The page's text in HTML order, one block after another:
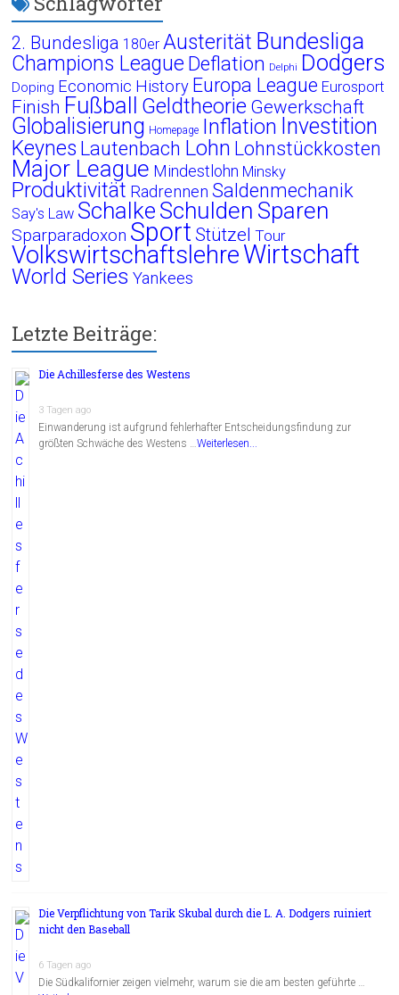
2. Bundesliga 180er Austerität Bundesliga
Champions League Deflation Delphi Dodgers
Doping Economic History Europa League Eurosport
Finish Fußball Geldtheorie Gewerkschaft
Globalisierung Homepage Inflation Investition
Keynes Lautenbach Lohn Lohnstückkosten
Major League Mindestlohn Minsky
Produktivität Radrennen Saldenmechanik
Say's Law Schalke Schulden Sparen
Sparparadoxon Sport Stützel Tour
VolkswirtschaftslehreWirtschaft
World Series Yankees
Letzte Beiträge:
Die Achillesferse des Westens
3 Tagen ago
Einwanderung ist aufgrund fehlerhafter Entscheidungsfindung zur
größten Schwäche des Westens …Weiterlesen...
Die Verpflichtung von Tarik Skubal durch die L. A. Dodgers ruiniert
nicht den Baseball
6 Tagen ago
Die Südkalifornier zeigen vielmehr, warum sie die am besten geführte …